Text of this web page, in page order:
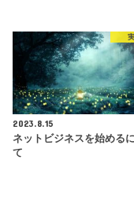
2023.8.15
ネットビジネスを始める
て